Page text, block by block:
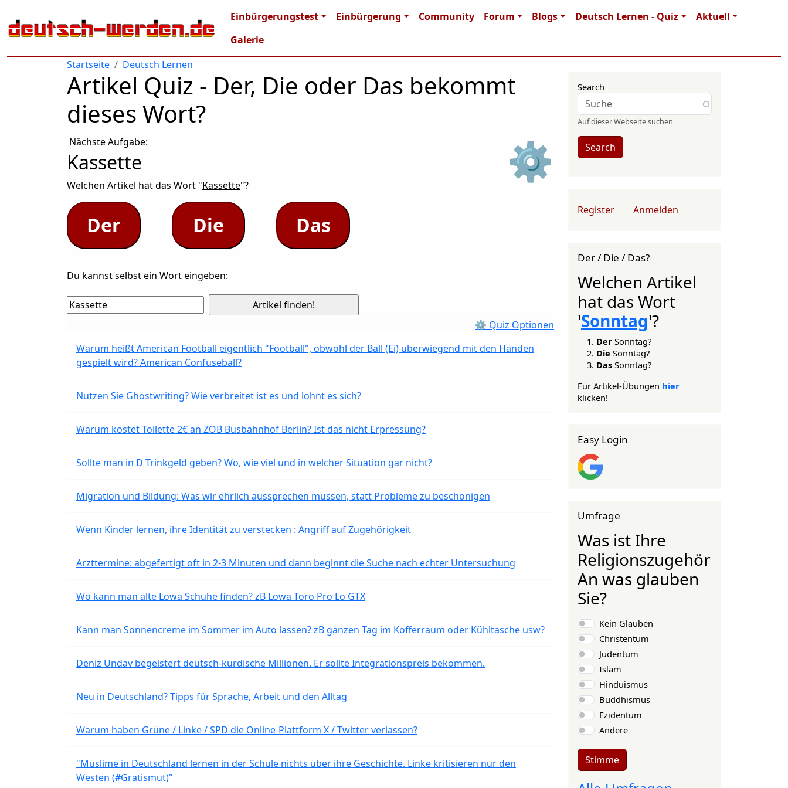
Main navigation
Einbürgerungstest Einbürgerung Community Forum Blogs Deutsch Lernen - Quiz
Aktuell
Galerie
Startseite
Deutsch Lernen
Artikel Quiz - Der, Die oder Das bekommt
dieses Wort?
⚙
Nächste Aufgabe:
Kassette
Welchen Artikel hat das Wort "Kassette"?
Der Die Das
Du kannst selbst ein Wort eingeben:
⚙ Quiz Optionen
Warum heißt American Football eigentlich "Football", obwohl der Ball (Ei) überwiegend mit den Händen
gespielt wird? American Confuseball?
Nutzen Sie Ghostwriting? Wie verbreitet ist es und lohnt es sich?
Warum kostet Toilette 2€ an ZOB Busbahnhof Berlin? Ist das nicht Erpressung?
Sollte man in D Trinkgeld geben? Wo, wie viel und in welcher Situation gar nicht?
Migration und Bildung: Was wir ehrlich aussprechen müssen, statt Probleme zu beschönigen
Wenn Kinder lernen, ihre Identität zu verstecken : Angriff auf Zugehörigkeit
Arzttermine: abgefertigt oft in 2-3 Minuten und dann beginnt die Suche nach echter Untersuchung
Wo kann man alte Lowa Schuhe finden? zB Lowa Toro Pro Lo GTX
Kann man Sonnencreme im Sommer im Auto lassen? zB ganzen Tag im Kofferraum oder Kühltasche usw?
Deniz Undav begeistert deutsch-kurdische Millionen. Er sollte Integrationspreis bekommen.
Neu in Deutschland? Tipps für Sprache, Arbeit und den Alltag
Warum haben Grüne / Linke / SPD die Online-Plattform X / Twitter verlassen?
"Muslime in Deutschland lernen in der Schule nichts über ihre Geschichte. Linke kritisieren nur den
Westen (#Gratismut)"
Search
Auf dieser Webseite suchen
Search
User account menu
Register Anmelden
Der / Die / Das?
Welchen Artikel
hat das Wort
'Sonntag'?
Der Sonntag?
Die Sonntag?
Das Sonntag?
Für Artikel-Übungen hier
klicken!
Easy Login
Umfrage
Was ist Ihre
Religionszugehörigkeit?
An was glauben
Sie?
Auswahlmöglichkeiten
Kein Glauben
Christentum
Judentum
Islam
Hinduismus
Buddhismus
Ezidentum
Andere
Stimme